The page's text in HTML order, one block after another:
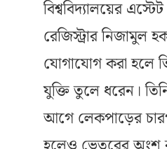
বিশ্ববিদ্যালয়ের
রেজিস্ট্রার নিজামুল
যোগাযোগ করা হলে
যুক্তি তুলে ধরেন।
আগে লেকপাড়ের